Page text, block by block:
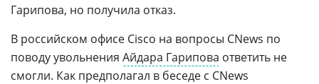
Гарипова, но получила отказ.
В российском офисе Cisco на вопросы CNews по
поводу увольнения Айдара Гарипова ответить не
смогли. Как предполагал в беседе с CNews